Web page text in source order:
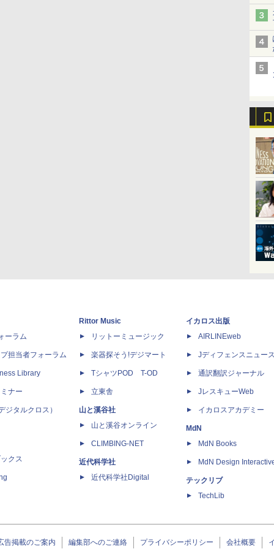
ーラム
担当者フォーラム
Library
ナー
ジタルクロス）
クス
Rittor Music
リットーミュージック
楽器探そう!デジマート
TシャツPOD T-OD
立東舎
山と溪谷社
山と溪谷オンライン
CLIMBING-NET
近代科学社
近代科学社Digital
イカロス出版
AIRLINEweb
Jディフェンスニュー
通訳翻訳ジャーナル
JレスキューWeb
イカロスアカデミー
MdN
MdN Books
MdN Design
テックリブ
TechLib
告掲載のご案内 編集部へのご連絡 プライバシーポリシー 会社概要